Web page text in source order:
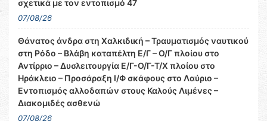
σχετικά με τον εντοπισμό 47
07/08/26
Θάνατος άνδρα στη Χαλκιδική – Τραυματισμός ναυτικού
στη Ρόδο – Βλάβη καταπέλτη Ε/Γ – Ο/Γ πλοίου στο
Αντίρριο – Δυσλειτουργία Ε/Γ-Ο/Γ-Τ/Χ πλοίου στο
Ηράκλειο – Προσάραξη Ι/Φ σκάφους στο Λαύριο –
Εντοπισμός αλλοδαπών στους Καλούς Λιμένες –
Διακομιδές ασθενώ
07/08/26